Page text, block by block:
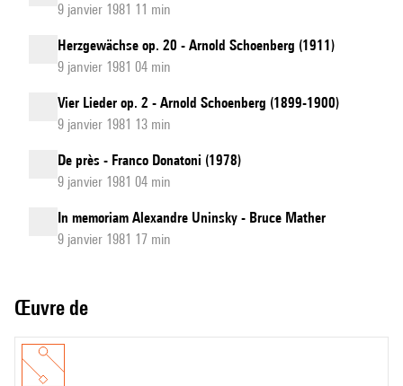
9 janvier 1981 11 min
Herzgewächse op. 20 - Arnold Schoenberg (1911)
9 janvier 1981 04 min
Vier Lieder op. 2 - Arnold Schoenberg (1899-1900)
9 janvier 1981 13 min
De près - Franco Donatoni (1978)
9 janvier 1981 04 min
In memoriam Alexandre Uninsky - Bruce Mather
9 janvier 1981 17 min
Œuvre de